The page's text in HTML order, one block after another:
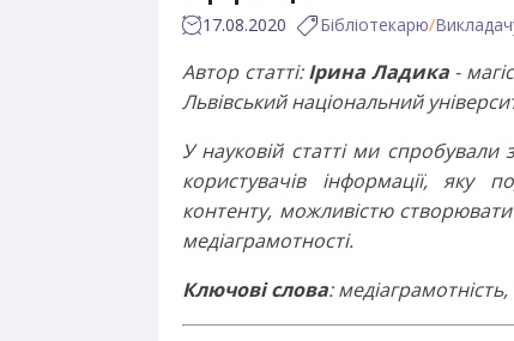
17.08.2020 Бібліотекарю/
Автор статті:Ірина Ладика-
Львівський національний
У науковій статті ми спробували
користувачів інформації, яку
контенту, можливістю
медіаграмотності.
Ключові слова: